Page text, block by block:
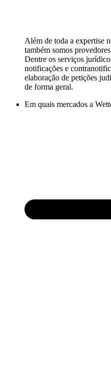
Além de toda a expertise
também somos
Dentre os serviços
notificações e
elaboração de petições
de forma geral.
Em quais mercados a